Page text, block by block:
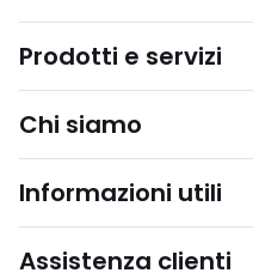
Prodotti e servizi
Chi siamo
Informazioni utili
Assistenza clienti